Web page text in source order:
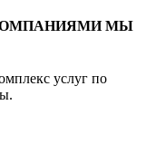
МЫ
услуг по